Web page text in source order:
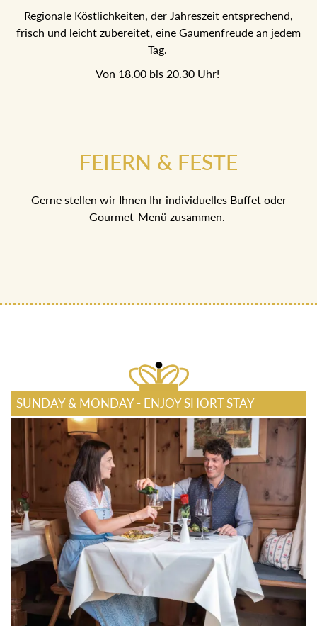
Regionale Köstlichkeiten, der Jahreszeit entsprechend,
frisch und leicht zubereitet, eine Gaumenfreude an jedem
Tag.
Von 18.00 bis 20.30 Uhr!
FEIERN & FESTE
Gerne stellen wir Ihnen Ihr individuelles Buffet oder
Gourmet-Menü zusammen.
SUNDAY & MONDAY - ENJOY SHORT STAY